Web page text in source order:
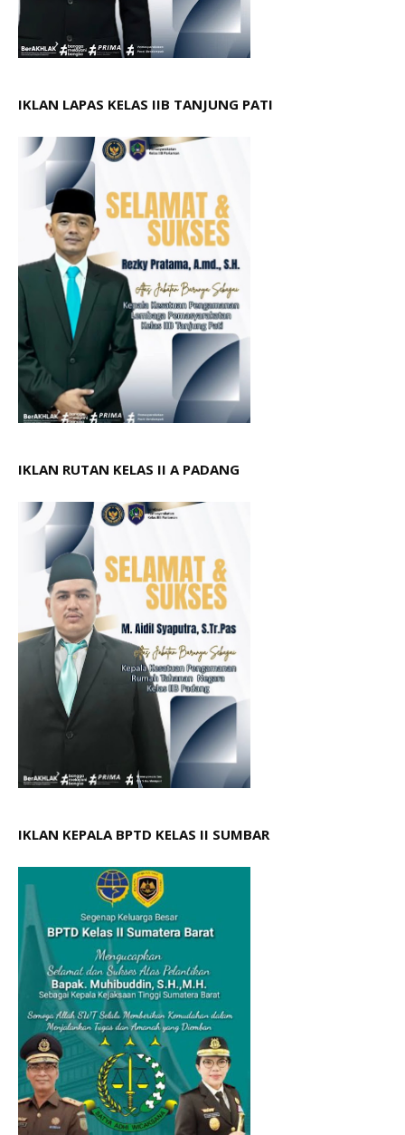
IKLAN LAPAS KELAS IIB TANJUNG PATI
IKLAN RUTAN KELAS II A PADANG
IKLAN KEPALA BPTD KELAS II SUMBAR